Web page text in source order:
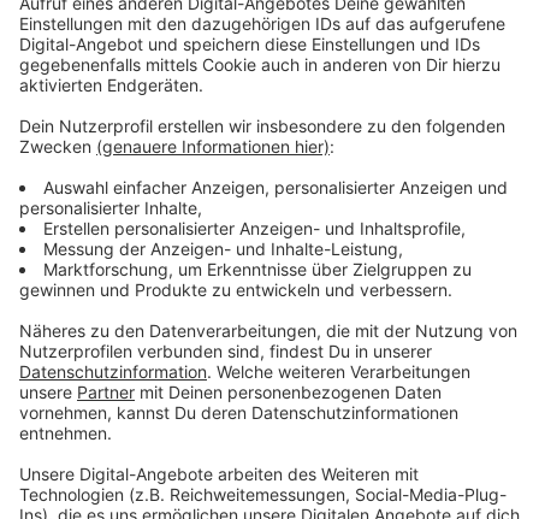
Zecken denn nun weg? Am besten funktioniert das mit
einer Pinzette oder einer speziellen Zeckenkarte. Eine
Zecke zieht man dabei langsam und gerade aus der
Haut. Auf keinen Fall darf man die Zecke vor dem
Entfernen mit Öl oder so 'beträufeln'. Wenn die Zecke
Weltuntergang. Normalerweise stößt der Körper die
übriggeblieben Teile nach einigen Tagen von allein ab.
Das gilt auch für den Kopf der Zecke. Wer aber auf
Arzt gehen. Ohne Wenn und Aber zum Arzt gehen
sollte jede/r, bei dem/r die Bissstelle auch nach
einigen Tagen noch rot ist und sich entzündet hat.
Häufig handelt es sich bei einer solchen Entzündung
Anzeige